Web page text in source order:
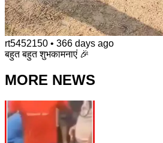
rt5452150 • 366 days ago
बहुत बहुत शुभकामनाएं 🎉
MORE NEWS